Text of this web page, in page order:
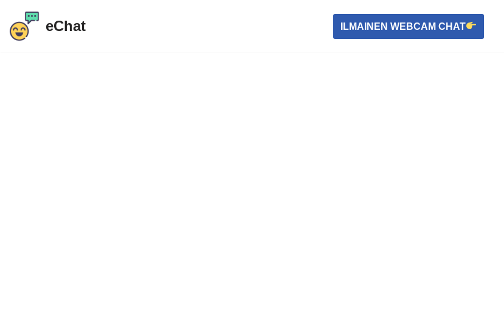
Siirry
eChat ILMAINEN WEBCAM CHAT